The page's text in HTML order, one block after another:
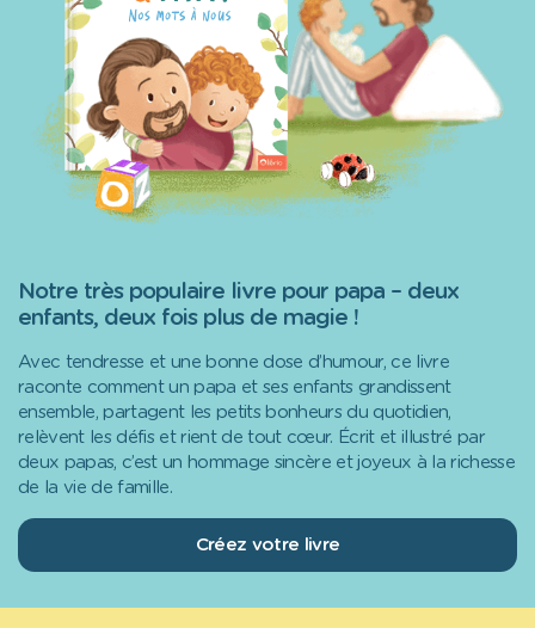
Notre très populaire livre pour papa – deux
enfants, deux fois plus de magie !
Avec tendresse et une bonne dose d’humour, ce livre
raconte comment un papa et ses enfants grandissent
ensemble, partagent les petits bonheurs du quotidien,
relèvent les défis et rient de tout cœur. Écrit et illustré par
deux papas, c’est un hommage sincère et joyeux à la richesse
de la vie de famille.
Créez votre livre